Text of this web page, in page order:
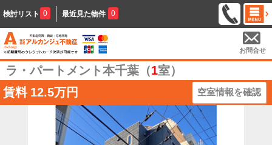
検討リスト 0 最近見た物件 0
お問合せ
ラ・パートメント本千葉（1室）
賃料 12.5万円 空室情報を確認